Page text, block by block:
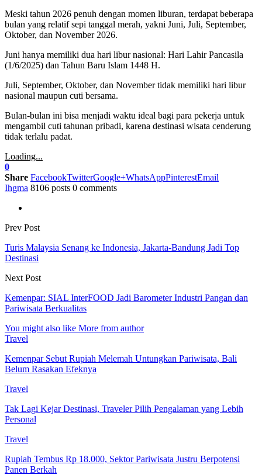
Meski tahun 2026 penuh dengan momen liburan, terdapat beberapa
bulan yang relatif sepi tanggal merah, yakni Juni, Juli, September,
Oktober, dan November 2026.
Juni hanya memiliki dua hari libur nasional: Hari Lahir Pancasila
(1/6/2025) dan Tahun Baru Islam 1448 H.
Juli, September, Oktober, dan November tidak memiliki hari libur
nasional maupun cuti bersama.
Bulan-bulan ini bisa menjadi waktu ideal bagi para pekerja untuk
mengambil cuti tahunan pribadi, karena destinasi wisata cenderung
tidak terlalu padat.
Loading...
0
Share FacebookTwitterGoogle+WhatsAppPinterestEmail
Ihgma 8106 posts 0 comments
Prev Post
Turis Malaysia Senang ke Indonesia, Jakarta-Bandung Jadi Top
Destinasi
Next Post
Kemenpar: SIAL InterFOOD Jadi Barometer Industri Pangan dan
Pariwisata Berkualitas
You might also like More from author
Travel
Kemenpar Sebut Rupiah Melemah Untungkan Pariwisata, Bali
Belum Rasakan Efeknya
Travel
Tak Lagi Kejar Destinasi, Traveler Pilih Pengalaman yang Lebih
Personal
Travel
Rupiah Tembus Rp 18.000, Sektor Pariwisata Justru Berpotensi
Panen Berkah